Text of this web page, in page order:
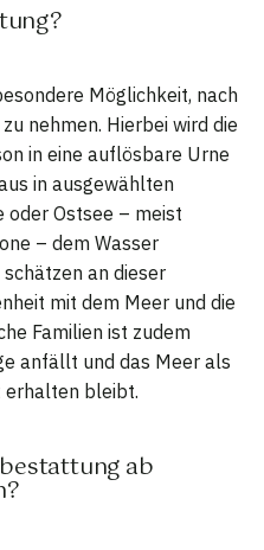
Möglichkeit, nach
nehmen. Hierbei wird die
in eine auflösbare Urne
in ausgewählten
oder Ostsee – meist
– dem Wasser
an dieser
mit dem Meer und die
Familien ist zudem
anfällt und das Meer als
erhalten bleibt.
ab